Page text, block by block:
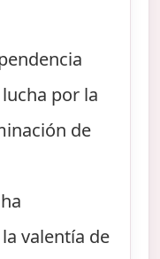
por la
de
valentía de